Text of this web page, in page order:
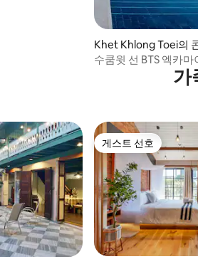
Khet Khlong Toei의
엄
수쿰윗 선 BTS 엑카
층 인피니티 풀/대형
야 동부 버스 정류장 +4
가
게스트 선호
게스트 선호